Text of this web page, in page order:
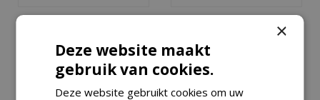
×
Deze website maakt
gebruik van cookies.
Deze website gebruikt cookies om uw